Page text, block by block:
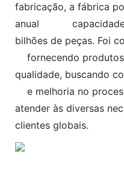
fabricação, a fábrica
anual
bilhões de peças. Foi
fornecendo
qualidade, buscando
e melhoria no
atender às
clientes globais.